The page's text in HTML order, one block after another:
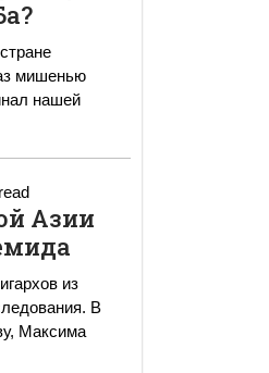
мишенью
нашей
Азии
из
В
Максима